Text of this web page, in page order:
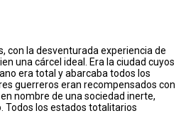
con la desventurada experiencia de
una cárcel ideal. Era la ciudad cuyos
era total y abarcaba todos los
guerreros eran recompensados con
nombre de una sociedad inerte,
Todos los estados totalitarios